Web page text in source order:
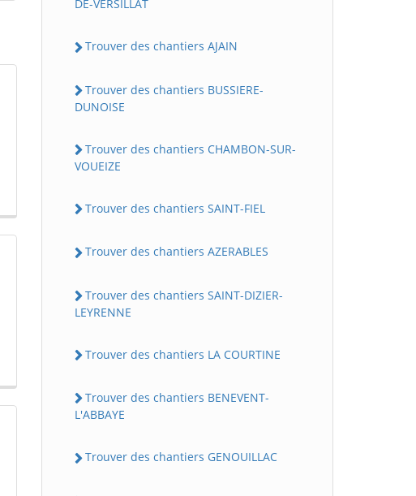
DE-VERSILLAT
Trouver des chantiers AJAIN
Trouver des chantiers BUSSIERE-
DUNOISE
Trouver des chantiers CHAMBON-SUR-
VOUEIZE
Trouver des chantiers SAINT-FIEL
Trouver des chantiers AZERABLES
Trouver des chantiers SAINT-DIZIER-
LEYRENNE
Trouver des chantiers LA COURTINE
Trouver des chantiers BENEVENT-
L'ABBAYE
Trouver des chantiers GENOUILLAC